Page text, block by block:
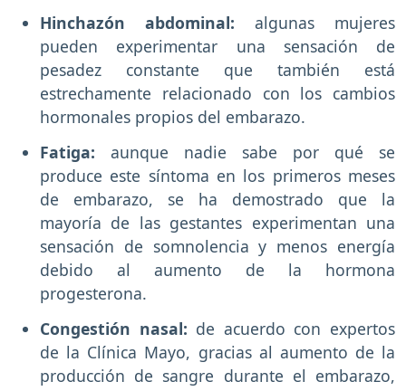
Hinchazón abdominal: algunas mujeres
pueden experimentar una sensación de
pesadez constante que también está
estrechamente relacionado con los cambios
hormonales propios del embarazo.
Fatiga: aunque nadie sabe por qué se
produce este síntoma en los primeros meses
de embarazo, se ha demostrado que la
mayoría de las gestantes experimentan una
sensación de somnolencia y menos energía
debido al aumento de la hormona
progesterona.
Congestión nasal: de acuerdo con expertos
de la Clínica Mayo, gracias al aumento de la
producción de sangre durante el embarazo,